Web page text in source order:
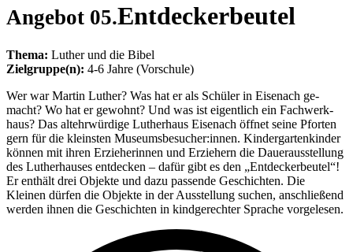
Angebot 05.Entdeckerbeutel
Thema: Luther und die Bibel
Zielgruppe(n): 4-6 Jahre (Vorschule)
Wer war Martin Luther? Was hat er als Schüler in Ei­se­nach ge­
macht? Wo hat er ge­wohnt? Und was ist ei­gentlich ein Fach­werk­
haus? Das alt­ehrwürdige Luther­haus Ei­se­nach öffnet seine Pforten
gern für die kleinsten Museums­besucher:innen. Kinder­garten­kinder
können mit ihren Er­zieherinnen und Er­ziehern die Dauer­aus­stellung
des Luther­hauses ent­decken – dafür gibt es den „Entdecker­beutel“!
Er ent­hält drei Objekte und dazu passende Ge­schichten. Die
Kleinen dür­fen die Ob­jekte in der Aus­stellung suchen, an­schließend
wer­den ihnen die Ge­schichten in kind­gerechter Sprache vor­gelesen.